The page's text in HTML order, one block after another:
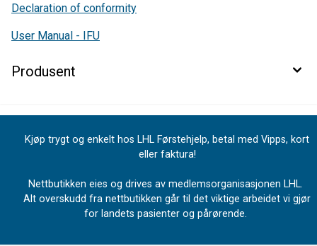
Declaration of conformity
User Manual - IFU
Produsent
Kjøp trygt og enkelt hos LHL Førstehjelp, betal med Vipps, kort
eller faktura!
Nettbutikken eies og drives av medlemsorganisasjonen LHL.
Alt overskudd fra nettbutikken går til det viktige arbeidet vi gjør
for landets pasienter og pårørende.